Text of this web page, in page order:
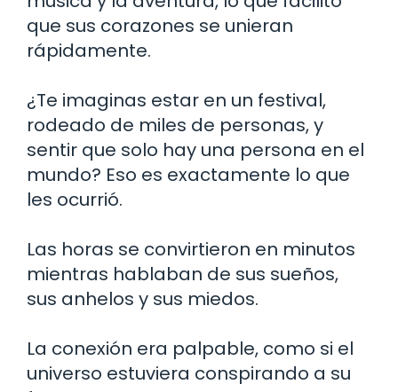
que sus corazones se unieran
rápidamente.
¿Te imaginas estar en un festival,
rodeado de miles de personas, y
sentir que solo hay una persona en el
mundo? Eso es exactamente lo que
les ocurrió.
Las horas se convirtieron en minutos
mientras hablaban de sus sueños,
sus anhelos y sus miedos.
La conexión era palpable, como si el
universo estuviera conspirando a su